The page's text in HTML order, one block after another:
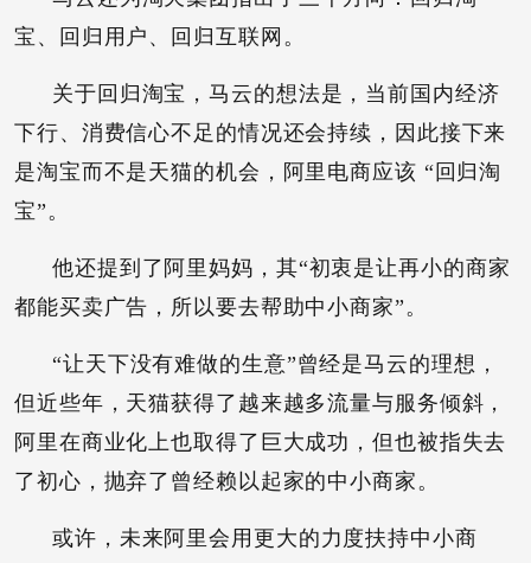
宝、回归用户、回归互联网。
关于回归淘宝，马云的想法是，当前国内经济
下行、消费信心不足的情况还会持续，因此接下来
是淘宝而不是天猫的机会，阿里电商应该 “回归淘
宝”。
他还提到了阿里妈妈，其“初衷是让再小的商家
都能买卖广告，所以要去帮助中小商家”。
“让天下没有难做的生意”曾经是马云的理想，
但近些年，天猫获得了越来越多流量与服务倾斜，
阿里在商业化上也取得了巨大成功，但也被指失去
了初心，抛弃了曾经赖以起家的中小商家。
或许，未来阿里会用更大的力度扶持中小商